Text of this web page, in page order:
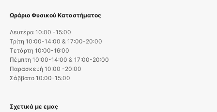
Ωράριο Φυσικού Καταστήματος
Δευτέρα 10:00 -15:00
Τρίτη 10:00-14:00 & 17:00-20:00
Τετάρτη 10:00-16:00
Πέμπτη 10:00-14:00 & 17:00-20:00
Παρασκευή 10:00 -20:00
Σάββατο 10:00-15:00
Σχετικά με εμας